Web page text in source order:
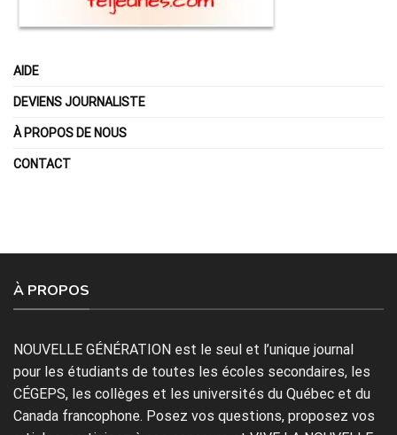
AIDE
DEVIENS JOURNALISTE
À PROPOS DE NOUS
CONTACT
À PROPOS
NOUVELLE GÉNÉRATION est le seul et l’unique journal
pour les étudiants de toutes les écoles secondaires, les
CÉGEPS, les collèges et les universités du Québec et du
Canada francophone. Posez vos questions, proposez vos